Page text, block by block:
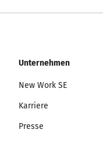
Unternehmen
New Work SE
Karriere
Presse